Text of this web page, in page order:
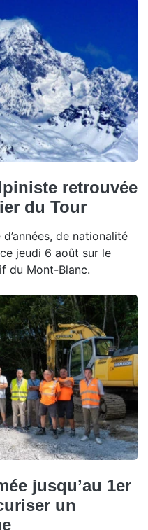
retrouvée
du Tour
de nationalité
jeudi 6 août sur le
du Mont-Blanc.
jusqu’au 1er
un